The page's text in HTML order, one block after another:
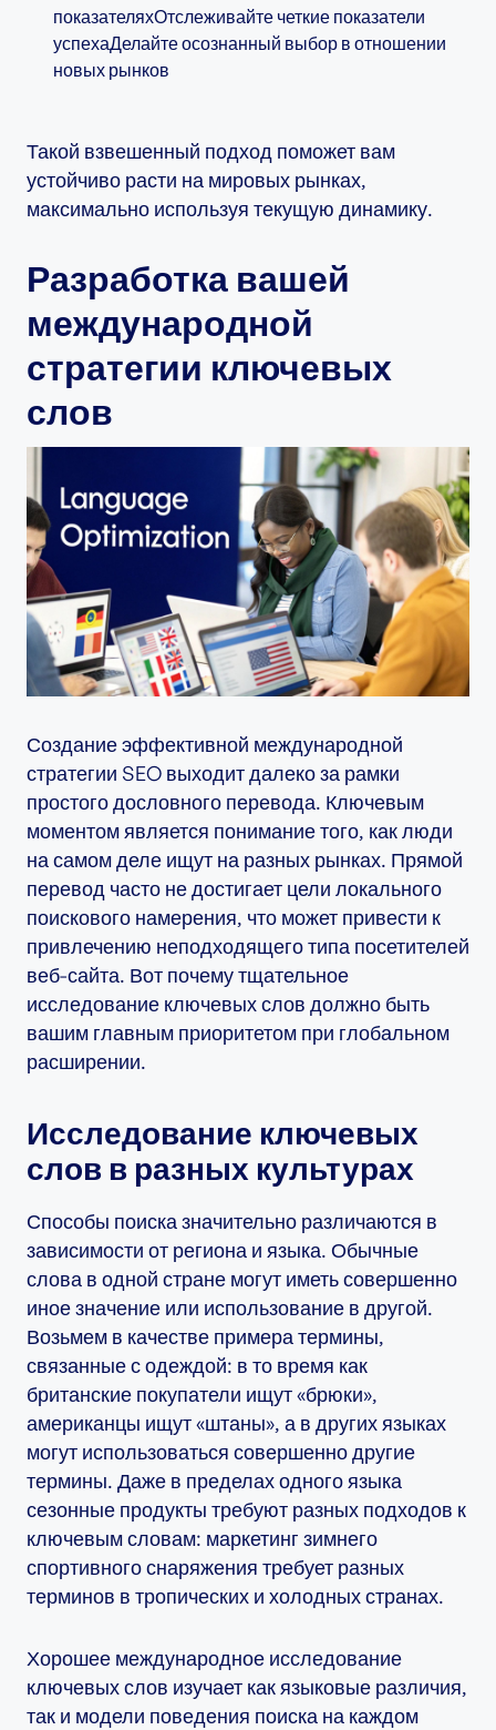
показателяхОтслеживайте четкие показатели
успехаДелайте осознанный выбор в отношении
новых рынков
Такой взвешенный подход поможет вам
устойчиво расти на мировых рынках,
максимально используя текущую динамику.
Разработка вашей
международной
стратегии ключевых
слов
Создание эффективной международной
стратегии SEO выходит далеко за рамки
простого дословного перевода. Ключевым
моментом является понимание того, как люди
на самом деле ищут на разных рынках. Прямой
перевод часто не достигает цели локального
поискового намерения, что может привести к
привлечению неподходящего типа посетителей
веб-сайта. Вот почему тщательное
исследование ключевых слов должно быть
вашим главным приоритетом при глобальном
расширении.
Исследование ключевых
слов в разных культурах
Способы поиска значительно различаются в
зависимости от региона и языка. Обычные
слова в одной стране могут иметь совершенно
иное значение или использование в другой.
Возьмем в качестве примера термины,
связанные с одеждой: в то время как
британские покупатели ищут «брюки»,
американцы ищут «штаны», а в других языках
могут использоваться совершенно другие
термины. Даже в пределах одного языка
сезонные продукты требуют разных подходов к
ключевым словам: маркетинг зимнего
спортивного снаряжения требует разных
терминов в тропических и холодных странах.
Хорошее международное исследование
ключевых слов изучает как языковые различия,
так и модели поведения поиска на каждом